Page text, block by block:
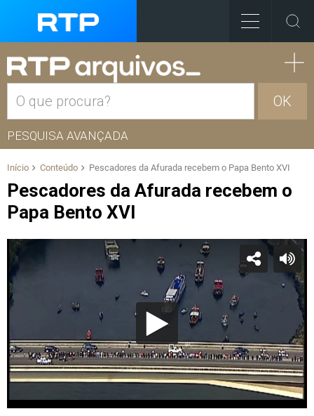
OK
PESQUISA AVANÇADA
Início Conteúdo Pescadores da Afurada recebem o Papa Bento XVI
Pescadores da Afurada recebem o
Papa Bento XVI